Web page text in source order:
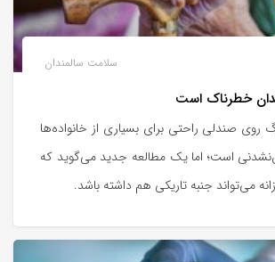
سلامت سالمندان
خطرناک است
روی صندلی راحتی برای بسیاری از خانواده‌ها
است؛ اما یک مطالعه‌ جدید می‌گوید که
می‌تواند جنبه‌ تاریکی هم داشته باشد.